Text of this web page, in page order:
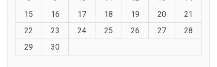
15
16 17 18 19 20
21
22
23 24 25 26 27
28
29
30